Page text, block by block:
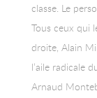
classe. Le
Tous ceux qui
droite, Alain
l’aile radicale
Arnaud